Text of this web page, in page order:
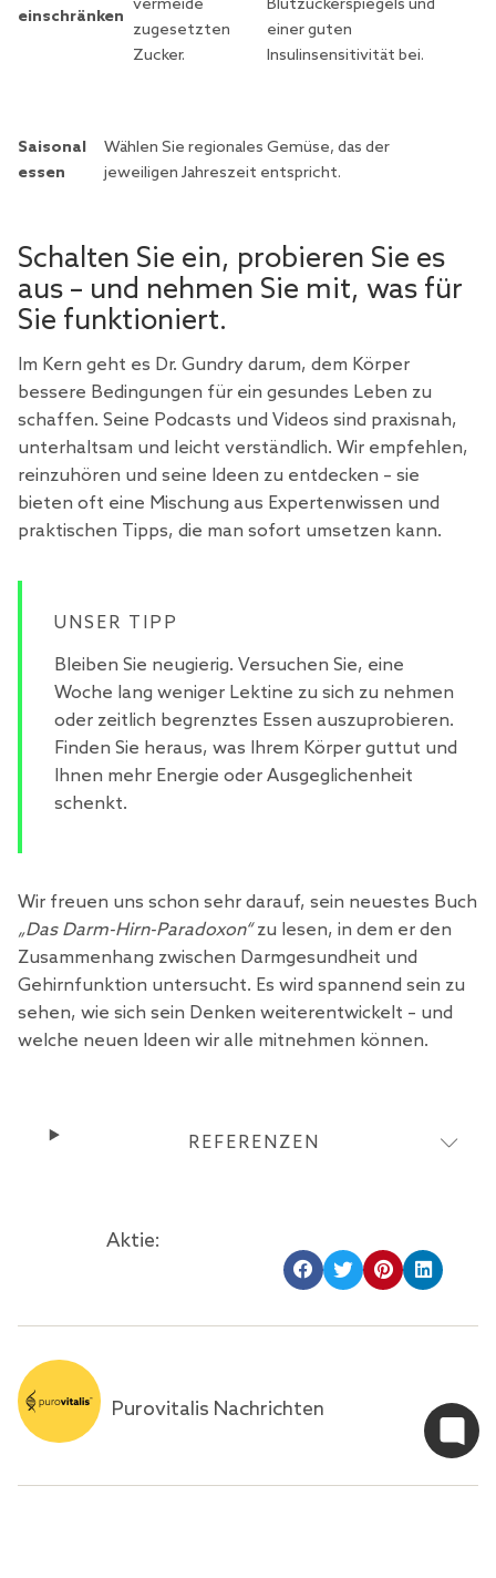
einschränken
vermeide
zugesetzten
Zucker.
Blutzuckerspiegels und
einer guten
Insulinsensitivität bei.
Saisonal
essen
Wählen Sie regionales Gemüse, das der
jeweiligen Jahreszeit entspricht.
Schalten Sie ein, probieren Sie es
aus – und nehmen Sie mit, was für
Sie funktioniert.
Im Kern geht es Dr. Gundry darum, dem Körper
bessere Bedingungen für ein gesundes Leben zu
schaffen. Seine Podcasts und Videos sind praxisnah,
unterhaltsam und leicht verständlich. Wir empfehlen,
reinzuhören und seine Ideen zu entdecken – sie
bieten oft eine Mischung aus Expertenwissen und
praktischen Tipps, die man sofort umsetzen kann.
UNSER TIPP
Bleiben Sie neugierig. Versuchen Sie, eine
Woche lang weniger Lektine zu sich zu nehmen
oder zeitlich begrenztes Essen auszuprobieren.
Finden Sie heraus, was Ihrem Körper guttut und
Ihnen mehr Energie oder Ausgeglichenheit
schenkt.
Wir freuen uns schon sehr darauf, sein neuestes Buch
„Das Darm-Hirn-Paradoxon“zu lesen, in dem er den
Zusammenhang zwischen Darmgesundheit und
Gehirnfunktion untersucht. Es wird spannend sein zu
sehen, wie sich sein Denken weiterentwickelt – und
welche neuen Ideen wir alle mitnehmen können.
REFERENZEN
Aktie:
Purovitalis Nachrichten